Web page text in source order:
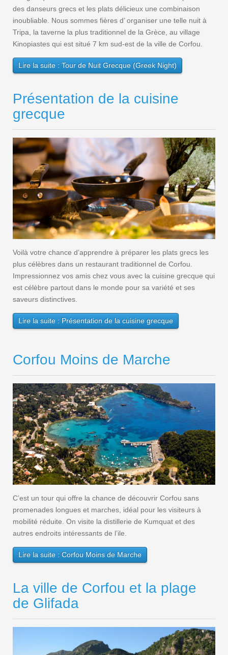
des danseurs grecs et les plats délicieux une combinaison
inoubliable. Nous sommes fières d’ organiser une telle nuit à
Tripa, la taverne la plus traditionnel de la Grèce, au village
Kinopiastes qui est situé 7 km sud-est de la ville de Corfou.
Lire la suite : Tour de Nuit Grecque (Greek Night)
Présentation de la cuisine
grecque
Voilà votre chance d’apprendre à préparer les plats grecs les
plus célèbres dans un restaurant traditionnel de Corfou.
Impressionnez vos amis chez vous avec la cuisine grecque qui
est célèbre partout dans le monde pour sa variété et ses
saveurs distinctives.
Lire la suite : Présentation de la cuisine grecque
Corfou Moins de Marche
C’est un tour qui offre la chance de découvrir Corfou sans
promenades longues et marches, idéal pour les visiteurs à
mobilité réduite. On visite la distillerie de Kumquat et des
autres endroits intéressants de l’ile.
Lire la suite : Corfou Moins de Marche
La ville de Corfou et la plage
de Glifada